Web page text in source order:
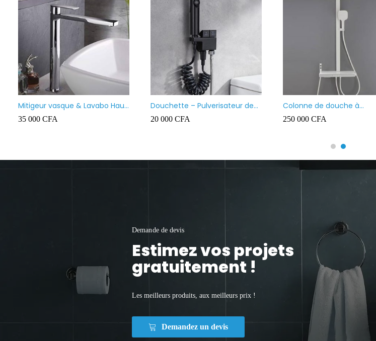
Mitigeur vasque & Lavabo Haut
Prolongé
35 000 CFA
Douchette – Pulverisateur de
bidet marque Firmer
20 000 CFA
Colonne de douche à
température constante –
Touches de piano blanches
250 000 CFA
Demande de devis
Estimez vos projets
gratuitement !
Les meilleurs produits, aux meilleurs prix !
Demandez un devis